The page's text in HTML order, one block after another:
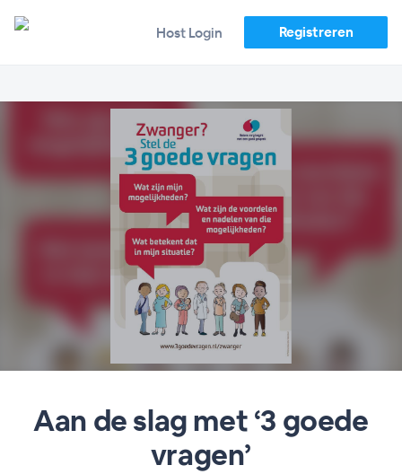
Host Login Registreren
Aan de slag met ‘3 goede
vragen’